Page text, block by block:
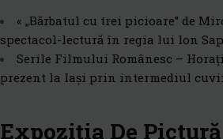
« „Bărbatul cu trei picioare” de
spectacol-lectură în regia lui Ion
Serile Filmului Românesc –
prezent la Iași prin intermediul
Expoziția De